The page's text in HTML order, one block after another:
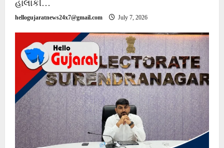
હાલાકી…
hellogujaratnews24x7@gmail.com July 7, 2026